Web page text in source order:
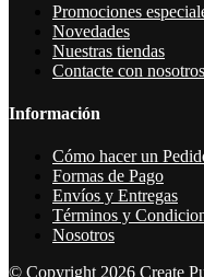
Promociones
Novedades
Nuestras tiendas
Contacte con nosotros
Información
Cómo hacer un
Formas de Pago
Envíos y Entregas
Términos y
Nosotros
© Copyright 2026 Create